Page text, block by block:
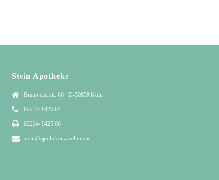
Stein Apotheke
Brauweilerstr. 60 · D-50859 Köln
02234/ 9425 04
02234/ 9425 06
stein@apotheken-koeln.com